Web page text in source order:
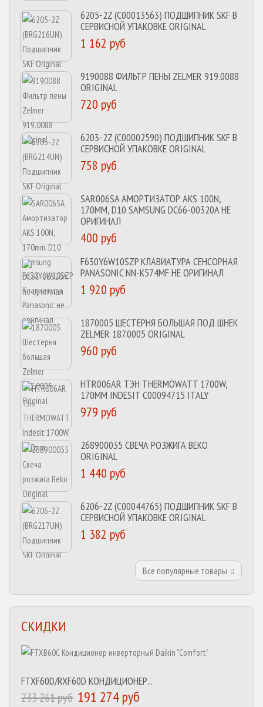
6205-2Z (C00013563) ПОДШИПНИК SKF В
СЕРВИСНОЙ УПАКОВКЕ ORIGINAL
1 162 руб
9190088 ФИЛЬТР ПЕНЫ ZELMER 919.0088
ORIGINAL
720 руб
6203-2Z (C00002590) ПОДШИПНИК SKF В
СЕРВИСНОЙ УПАКОВКЕ ORIGINAL
758 руб
SAR006SA АМОРТИЗАТОР AKS 100N,
170MM, D10 SAMSUNG DC66-00320A НЕ
ОРИГИНАЛ
400 руб
F630Y6W10SZP КЛАВИАТУРА СЕНСОРНАЯ
PANASONIC NN-K574MF НЕ ОРИГИНАЛ
1 920 руб
1870005 ШЕСТЕРНЯ БОЛЬШАЯ ПОД ШНЕК
ZELMER 187.0005 ORIGINAL
960 руб
HTR006AR ТЭН THERMOWATT 1700W,
170MM INDESIT C00094715 ITALY
979 руб
268900035 СВЕЧА РОЗЖИГА BEKO
ORIGINAL
1 440 руб
6206-2Z (C00044765) ПОДШИПНИК SKF В
СЕРВИСНОЙ УПАКОВКЕ ORIGINAL
1 382 руб
Все популярные товары
СКИДКИ
FTXF60D/RXF60D КОНДИЦИОНЕР...
233 261 руб 191 274 руб